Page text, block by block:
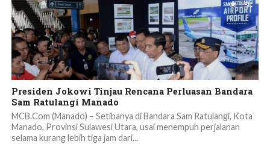
1.5K
Presiden Jokowi Tinjau Rencana Perluasan Bandara
Sam Ratulangi Manado
MCB.Com (Manado) – Setibanya di Bandara Sam Ratulangi, Kota
Manado, Provinsi Sulawesi Utara, usai menempuh perjalanan
selama kurang lebih tiga jam dari...